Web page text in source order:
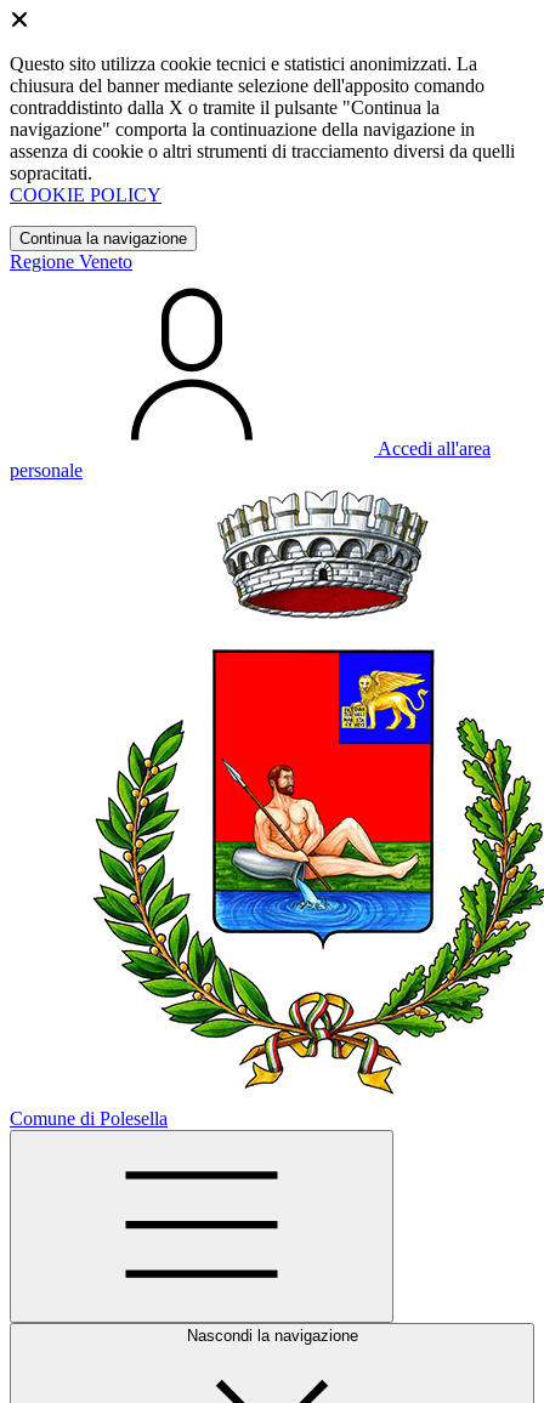
Questo sito utilizza cookie tecnici e statistici anonimizzati. La
chiusura del banner mediante selezione dell'apposito comando
contraddistinto dalla X o tramite il pulsante "Continua la
navigazione" comporta la continuazione della navigazione in
assenza di cookie o altri strumenti di tracciamento diversi da quelli
sopracitati.
COOKIE POLICY
Continua la navigazione
Regione Veneto
Accedi all'area
personale
Comune di Polesella
Nascondi la navigazione